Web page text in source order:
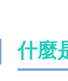
什麼